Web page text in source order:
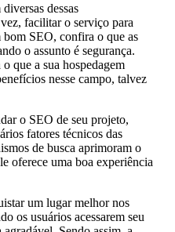
dessas
facilitar o serviço para
bom SEO, confira o que as
o assunto é segurança.
que a sua hospedagem
nesse campo, talvez
o SEO de seu projeto,
fatores técnicos das
de busca aprimoram o
oferece uma boa experiência
um lugar melhor nos
os usuários acessarem seu